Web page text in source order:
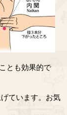
とも効果的で
ています。お気